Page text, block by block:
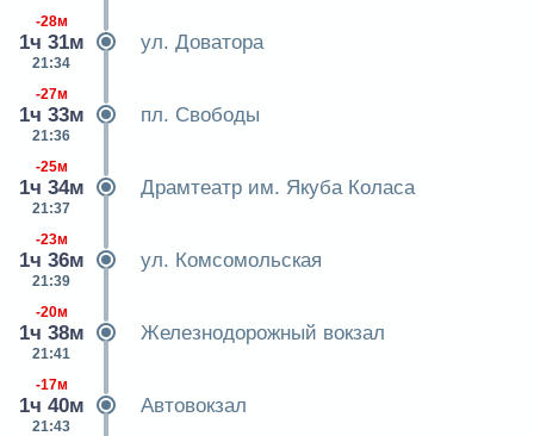
-28м
1ч 31м
21:34
ул. Доватора
-27м
1ч 33м
21:36
пл. Свободы
-25м
1ч 34м
21:37
Драмтеатр им. Якуба Коласа
-23м
1ч 36м
21:39
ул. Комсомольская
-20м
1ч 38м
21:41
Железнодорожный вокзал
-17м
1ч 40м
21:43
Автовокзал